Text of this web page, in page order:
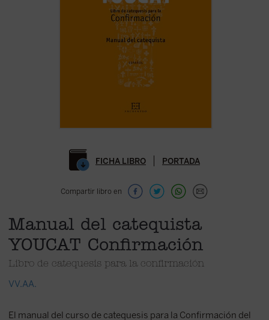
FICHA LIBRO PORTADA
Compartir libro en
Manual del catequista
YOUCAT Confirmación
Libro de catequesis para la confirmación
VV.AA.
El manual del curso de catequesis para la Confirmación del